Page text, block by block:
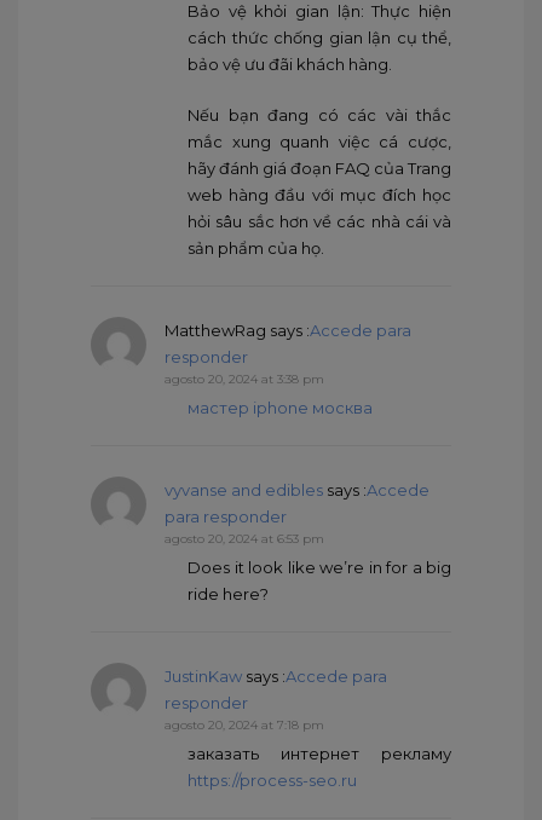
Bảo vệ khỏi gian lận: Thực hiện
cách thức chống gian lận cụ thể,
bảo vệ ưu đãi khách hàng.
Nếu bạn đang có các vài thắc
mắc xung quanh việc cá cược,
hãy đánh giá đoạn FAQ của Trang
web hàng đầu với mục đích học
hỏi sâu sắc hơn về các nhà cái và
sản phẩm của họ.
MatthewRag says :Accede para
responder
agosto 20, 2024 at 3:38 pm
мастер iphone москва
vyvanse and edibles says :Accede
para responder
agosto 20, 2024 at 6:53 pm
Does it look like we’re in for a big
ride here?
JustinKaw says :Accede para
responder
agosto 20, 2024 at 7:18 pm
заказать интернет рекламу
https://process-seo.ru